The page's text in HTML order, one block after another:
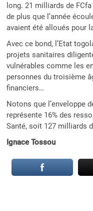
long. 21 milliards de
de plus que l’année
avaient été alloués pour
Avec ce bond, l’Etat
projets sanitaires
vulnérables comme les
personnes du troisième
financiers…
Notons que l’enveloppe
représente 16% des
Santé, soit 127 milliards
Ignace Tossou